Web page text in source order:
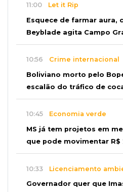
11:00 Let it Rip
Esquece de farmar aura,
Beyblade agita Campo
10:56 Crime internacional
Boliviano morto pelo
escalão do tráfico de
10:45 Economia verde
MS já tem projetos em
que pode movimentar R$
10:33 Licenciamento
Governador quer que